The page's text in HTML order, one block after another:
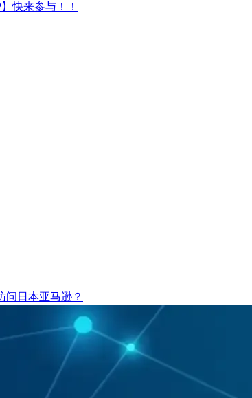
快来参与！！
问日本亚马逊？